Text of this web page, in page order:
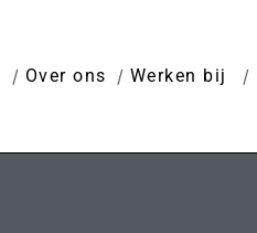
Over ons Werken bij